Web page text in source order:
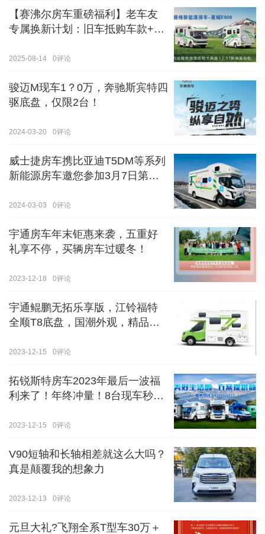
【赛沸尔房车重磅福利】老车友
专属换新计划：旧车抵购车款+额
2025-08-14 0评论
骏迈M现车1？0万，奔驰斯宾特四
驱底盘，仅限2台！
2024-03-20 0评论
威士捷房车携比亚迪T5DM等系列
新能源房车邀您参加3月7日第八
2024-03-03 0评论
宇通房车年末钜惠来袭，五重好
礼享不停，买辆房车过暖冬！
2023-12-18 0评论
宇通鲲鹏无拓乐享版，江铃福特
全顺T8底盘，国潮外观，精品内
2023-12-15 0评论
拓锐斯特房车2023年最后一波福
利来了！年终冲量！8台现车秒杀
2023-12-15 0评论
V90短轴和长轴相差就这么大吗？
真是颠覆我的想象力
2023-12-13 0评论
元旦大礼?飞翔全系T型车30万＋